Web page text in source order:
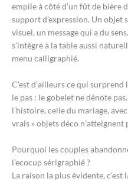
empile à côté d’un fût de bière
support d’expression. Un objet
visuel, un message qui a du
s’intègre à la table aussi
menu calligraphié.
C’est d’ailleurs ce qui
le pas : le gobelet ne dénote
l’histoire, celle du mariage,
vrais » objets déco n’atteignent
Pourquoi les couples
l’ecocup sérigraphié ?
La raison la plus évidente,